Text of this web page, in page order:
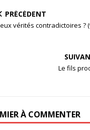
PRÉCÉDENT
vérités contradictoires ?
Le fils
À COMMENTER